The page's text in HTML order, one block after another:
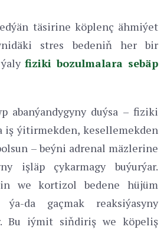
täsirine köplenç ähmiýet
stres bedeniň her bir
ýalyfiziki bozulmalara sebäp
abanýandygyny duýsa – fiziki
iş ýitirmekden, kesellemekden
– beýni adrenal mäzlerine
işläp çykarmagy buýurýar.
we kortizol bedene hüjüm
ýa-da gaçmak reaksiýasyny
Bu iýmit siňdiriş we köpeliş